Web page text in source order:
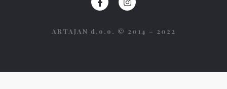
ARTAJAN d.o.o. © 2014 – 2022